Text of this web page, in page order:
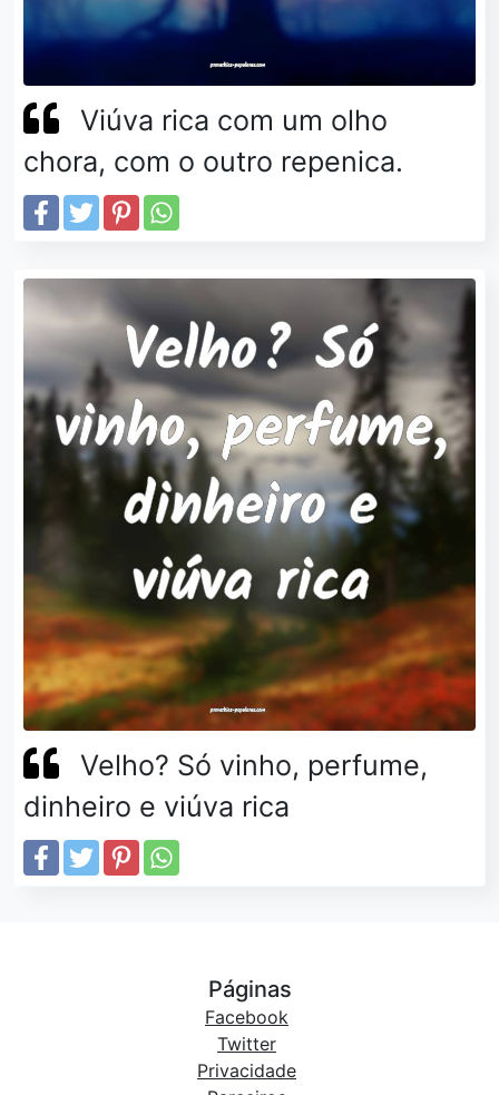
Viúva rica com um olho
chora, com o outro repenica.
Velho? Só vinho, perfume,
dinheiro e viúva rica
Páginas
Facebook
Twitter
Privacidade